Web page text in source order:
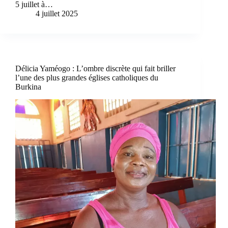
5 juillet à…
4 juillet 2025
Délicia Yaméogo : L’ombre discrète qui fait briller
l’une des plus grandes églises catholiques du
Burkina